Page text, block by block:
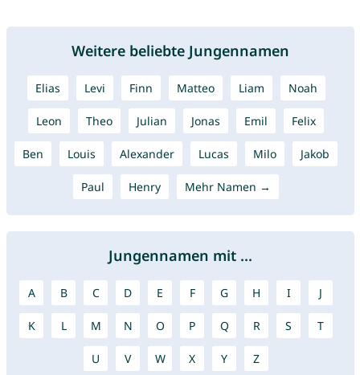
Weitere beliebte Jungennamen
Elias Levi Finn Matteo Liam Noah
Leon Theo Julian Jonas Emil Felix
Ben Louis Alexander Lucas Milo Jakob
Paul Henry Mehr Namen →
Jungennamen mit ...
A B C D E F G H I J
K L M N O P Q R S T
U V W X Y Z